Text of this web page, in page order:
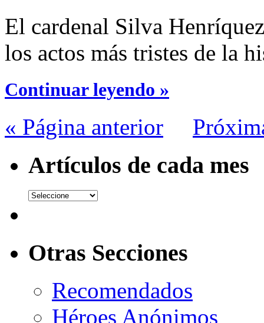
El cardenal Silva
los actos más tristes de la
Continuar leyendo »
« Página anterior
Artículos de cada mes
Otras Secciones
Recomendados
Héroes Anónimos